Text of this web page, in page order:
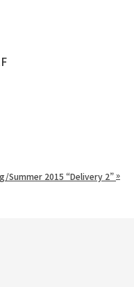
Summer 2015 “Delivery 2”»